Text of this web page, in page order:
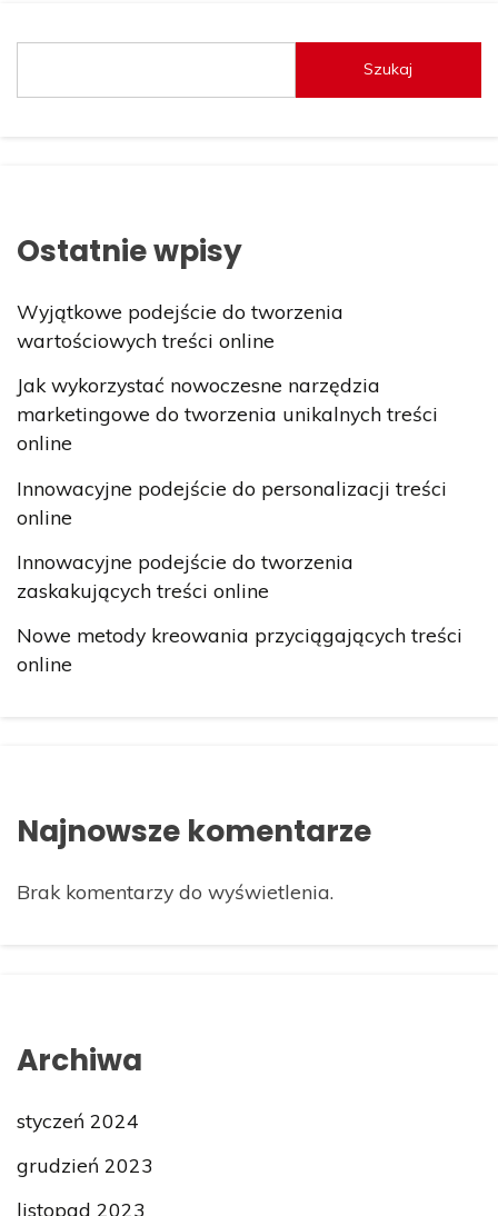
Szukaj
Ostatnie wpisy
Wyjątkowe podejście do tworzenia
wartościowych treści online
Jak wykorzystać nowoczesne narzędzia
marketingowe do tworzenia unikalnych treści
online
Innowacyjne podejście do personalizacji treści
online
Innowacyjne podejście do tworzenia
zaskakujących treści online
Nowe metody kreowania przyciągających treści
online
Najnowsze komentarze
Brak komentarzy do wyświetlenia.
Archiwa
styczeń 2024
grudzień 2023
listopad 2023